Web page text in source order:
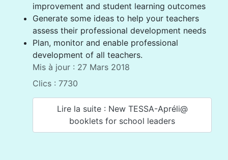
improvement and student learning outcomes
Generate some ideas to help your teachers
assess their professional development needs
Plan, monitor and enable professional
development of all teachers.
Mis à jour : 27 Mars 2018
Clics : 7730
Lire la suite : New TESSA-Apréli@
booklets for school leaders